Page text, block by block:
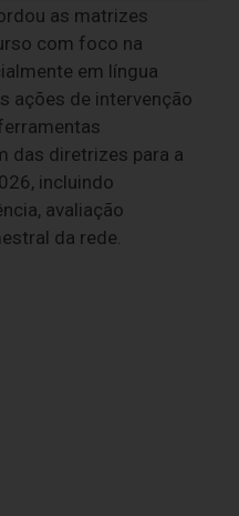
as matrizes
com foco na
em língua
ações de intervenção
das diretrizes para a
incluindo
avaliação
da rede.